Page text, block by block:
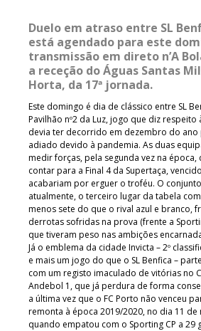
Duelo em atraso entre SL
está agendado para este
transmissão em direto n’A
a receção do Águas Santas
Horta, da 17ª jornada.
Este domingo é dia de clássico entre SL
Pavilhão nº2 da Luz, jogo que diz respeito
devia ter decorrido em dezembro do ano
adiado devido à pandemia. As duas
medir forças, pela segunda vez na
contar para a Final 4 da Supertaça,
acabariam por erguer o troféu. O
atualmente, o terceiro lugar da tabela
menos sete do que o rival azul e branco,
derrotas sofridas na prova (frente a
que tiveram peso nas ambições
Já o emblema da cidade Invicta – 2º
e mais um jogo do que o SL Benfica –
com um registo imaculado de vitórias no
Andebol 1, que já perdura de forma
a última vez que o FC Porto não venceu
remonta à época 2019/2020, no dia 11
quando empatou com o Sporting CP a 29